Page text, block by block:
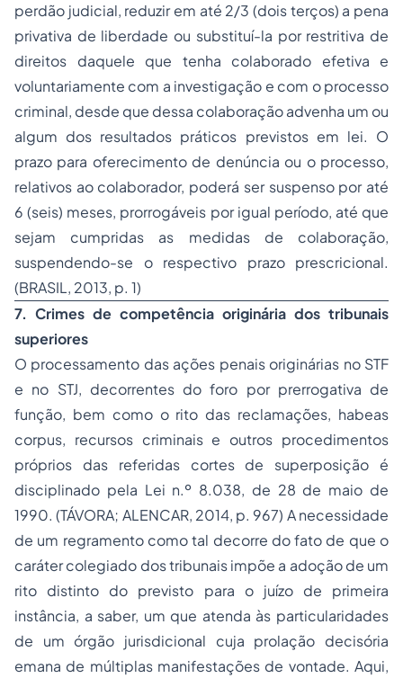
perdão judicial, reduzir em até 2/3 (dois terços) a pena
privativa de liberdade ou substituí-la por restritiva de
direitos daquele que tenha colaborado efetiva e
voluntariamente com a investigação e com o processo
criminal, desde que dessa colaboração advenha um ou
algum dos resultados práticos previstos em lei. O
prazo para oferecimento de denúncia ou o processo,
relativos ao colaborador, poderá ser suspenso por até
6 (seis) meses, prorrogáveis por igual período, até que
sejam cumpridas as medidas de colaboração,
suspendendo-se o respectivo prazo prescricional.
(BRASIL, 2013, p. 1)
7. Crimes de competência originária dos tribunais
superiores
O processamento das ações penais originárias no STF
e no STJ, decorrentes do foro por prerrogativa de
função, bem como o rito das reclamações, habeas
corpus, recursos criminais e outros procedimentos
próprios das referidas cortes de superposição é
disciplinado pela Lei n.º 8.038, de 28 de maio de
1990. (TÁVORA; ALENCAR, 2014, p. 967) A necessidade
de um regramento como tal decorre do fato de que o
caráter colegiado dos tribunais impõe a adoção de um
rito distinto do previsto para o juízo de primeira
instância, a saber, um que atenda às particularidades
de um órgão jurisdicional cuja prolação decisória
emana de múltiplas manifestações de vontade. Aqui,